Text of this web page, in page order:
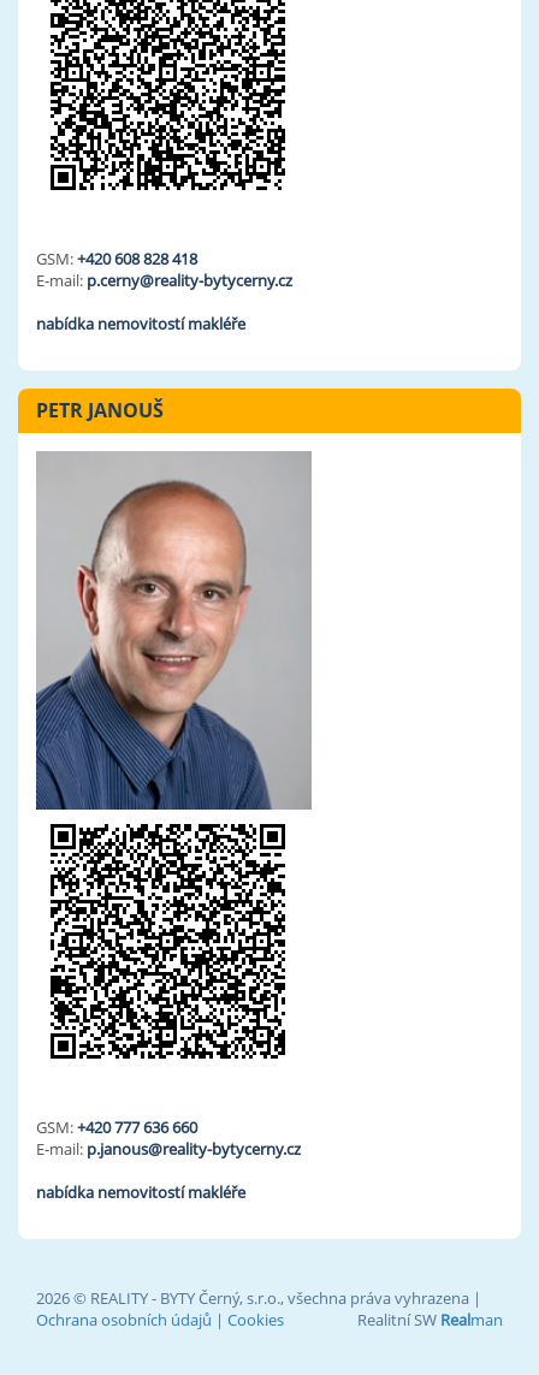
GSM:+420 608 828 418
E-mail: p.cerny@reality-bytycerny.cz
nabídka nemovitostí makléře
PETR JANOUŠ
GSM:+420 777 636 660
E-mail: p.janous@reality-bytycerny.cz
nabídka nemovitostí makléře
2026 © REALITY - BYTY Černý, s.r.o., všechna práva vyhrazena |
Ochrana osobních údajů | Cookies Realitní SW Realman